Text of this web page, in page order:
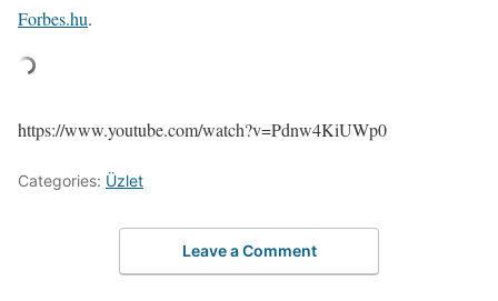
Forbes.hu.
https://www.youtube.com/watch?v=Pdnw4KiUWp0
Categories: Üzlet
Leave a Comment